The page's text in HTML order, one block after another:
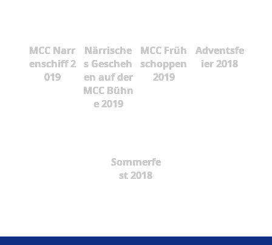
MCC Narr
enschiff 2
019
Närrische
s Gescheh
en auf der
MCC Bühn
e 2019
MCC Früh
schoppen
2019
Adventsfe
ier 2018
Sommerfe
st 2018